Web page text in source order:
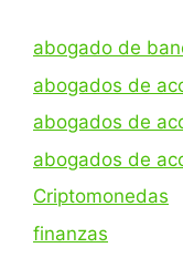
abogado de
abogados de
abogados de
abogados de
Criptomonedas
finanzas